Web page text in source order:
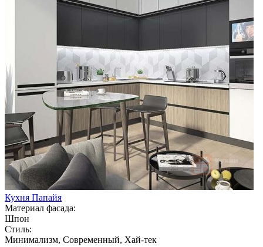
Кухня Папайя
Материал фасада:
Шпон
Стиль:
Минимализм, Современный, Хай-тек